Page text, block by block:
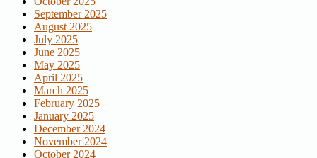
September 2025
August 2025
July 2025
June 2025
May 2025
April 2025
March 2025
February 2025
January 2025
December 2024
November 2024
October 2024